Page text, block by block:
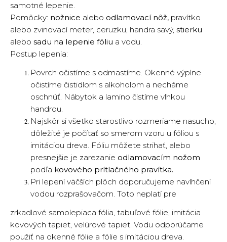
samotné lepenie.
Pomôcky: nožnice alebo odlamovací nôž, pravítko
alebo zvinovací meter, ceruzku, handra savý, stierku
alebo sadu na lepenie fóliu a vodu.
Postup lepenia:
Povrch očistíme s odmastíme. Okenné výplne
očistíme čistidlom s alkoholom a necháme
oschnúť. Nábytok a lamino čistíme vlhkou
handrou.
Najskôr si všetko starostlivo rozmeriame nasucho,
dôležité je počítať so smerom vzoru u fóliou s
imitáciou dreva. Fóliu môžete strihať, alebo
presnejšie je zarezanie odlamovacím nožom
podľa kovového prítlačného pravítka.
Pri lepení väčších plôch doporučujeme navlhčení
vodou rozprašovačom. Toto neplatí pre
zrkadlové samolepiaca fólia, tabuľové fólie, imitácia
kovových tapiet, velúrové tapiet. Vodu odporúčame
použiť na okenné fólie a fólie s imitáciou dreva.